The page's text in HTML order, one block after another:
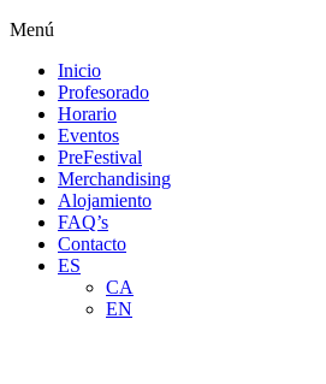
Menú
Inicio
Profesorado
Horario
Eventos
PreFestival
Merchandising
Alojamiento
FAQ’s
Contacto
ES
CA
EN